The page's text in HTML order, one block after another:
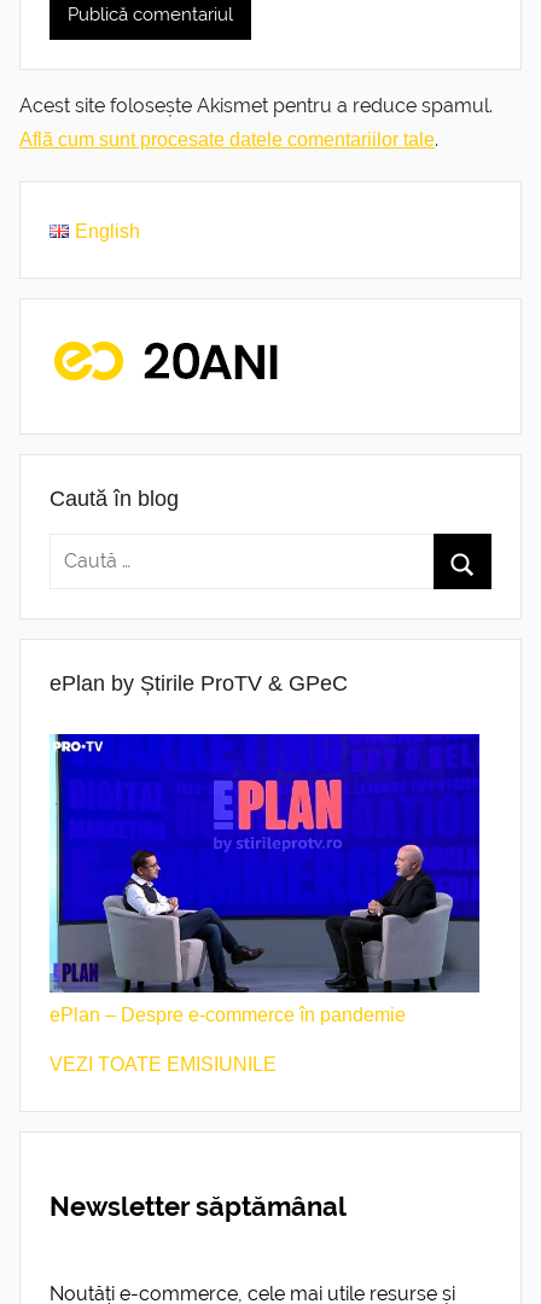
Acest site folosește Akismet pentru a reduce spamul.
Află cum sunt procesate datele comentariilor tale.
English
Caută în blog
ePlan by Știrile ProTV & GPeC
ePlan – Despre e-commerce în pandemie
VEZI TOATE EMISIUNILE
Newsletter săptămânal
Noutăți e-commerce, cele mai utile resurse și